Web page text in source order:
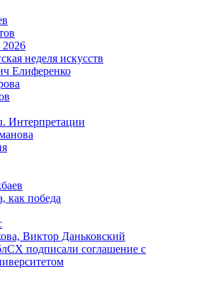
неделя искусств
Елиференко
Интерпретации
как победа
Виктор Даньковский
подписали соглашение с